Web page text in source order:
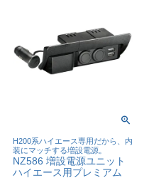
H200系ハイエース専用だから、内
装にマッチする増設電源。
NZ586 増設電源ユニット
ハイエース用プレミアム